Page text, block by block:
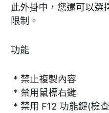
此外掛中，您還可以選
限制。
功能
* 禁止複製內容
* 禁用鼠標右鍵
* 禁用 F12 功能鍵(檢